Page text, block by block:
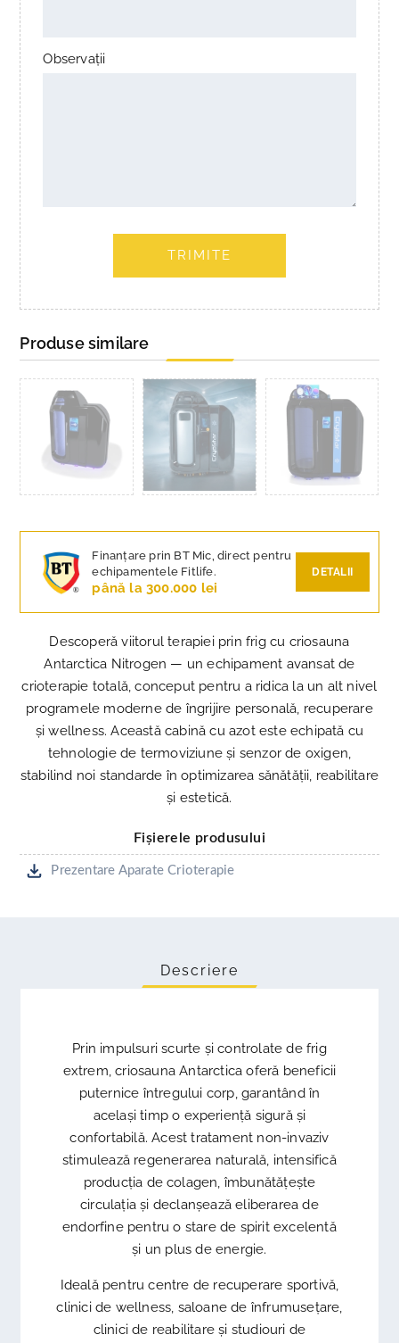
Observații
TRIMITE
Produse similare
Finanțare prin BT Mic, direct pentru
echipamentele Fitlife.
până la 300.000 lei
DETALII
Descoperă viitorul terapiei prin frig cu criosauna
Antarctica Nitrogen — un echipament avansat de
crioterapie totală, conceput pentru a ridica la un alt nivel
programele moderne de îngrijire personală, recuperare
și wellness. Această cabină cu azot este echipată cu
tehnologie de termoviziune și senzor de oxigen,
stabilind noi standarde în optimizarea sănătății, reabilitare
și estetică.
Fișierele produsului
Prezentare Aparate Crioterapie
Descriere
Prin impulsuri scurte și controlate de frig
extrem, criosauna Antarctica oferă beneficii
puternice întregului corp, garantând în
același timp o experiență sigură și
confortabilă. Acest tratament non-invaziv
stimulează regenerarea naturală, intensifică
producția de colagen, îmbunătățește
circulația și declanșează eliberarea de
endorfine pentru o stare de spirit excelentă
și un plus de energie.
Ideală pentru centre de recuperare sportivă,
clinici de wellness, saloane de înfrumusețare,
clinici de reabilitare și studiouri de